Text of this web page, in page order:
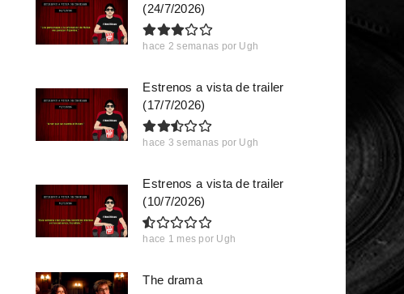
(24/7/2026)
hace 2 semanas por Ugh
Estrenos a vista de trailer
(17/7/2026)
hace 3 semanas por Ugh
Estrenos a vista de trailer
(10/7/2026)
hace 1 mes por Ugh
The drama